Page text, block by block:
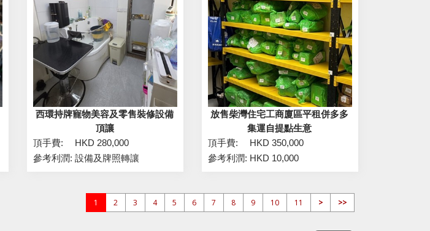
西環持牌寵物美容及零售裝修設備
頂讓
頂手費:
HKD 280,000
參考利潤: 設備及牌照轉讓
放售柴灣住宅工商廈區平租併多多
集運自提點生意
頂手費:
HKD 350,000
參考利潤: HKD 10,000
1 2 3 4 5 6 7 8 9 10 11 > >>